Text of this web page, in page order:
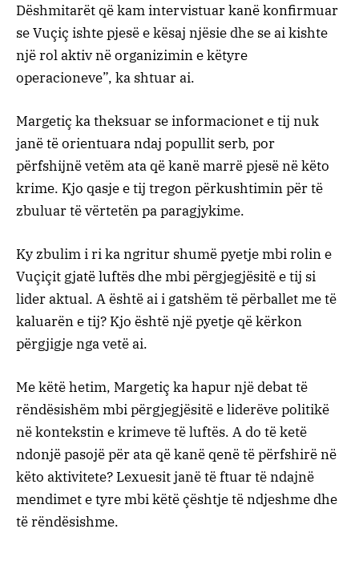
Dëshmitarët që kam intervistuar kanë konfirmuar
se Vuçiç ishte pjesë e kësaj njësie dhe se ai kishte
një rol aktiv në organizimin e këtyre
operacioneve”, ka shtuar ai.
Margetiç ka theksuar se informacionet e tij nuk
janë të orientuara ndaj popullit serb, por
përfshijnë vetëm ata që kanë marrë pjesë në këto
krime. Kjo qasje e tij tregon përkushtimin për të
zbuluar të vërtetën pa paragjykime.
Ky zbulim i ri ka ngritur shumë pyetje mbi rolin e
Vuçiçit gjatë luftës dhe mbi përgjegjësitë e tij si
lider aktual. A është ai i gatshëm të përballet me të
kaluarën e tij? Kjo është një pyetje që kërkon
përgjigje nga vetë ai.
Me këtë hetim, Margetiç ka hapur një debat të
rëndësishëm mbi përgjegjësitë e liderëve politikë
në kontekstin e krimeve të luftës. A do të ketë
ndonjë pasojë për ata që kanë qenë të përfshirë në
këto aktivitete? Lexuesit janë të ftuar të ndajnë
mendimet e tyre mbi këtë çështje të ndjeshme dhe
të rëndësishme.